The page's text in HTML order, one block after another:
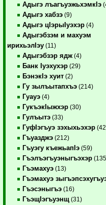
Адыгэ лъагъуэжьхэмкIэ
Адыгэ хабзэ (9)
Адыгэ цIэрыIуэхэр (4)
Адыгэбзэм и махуэм
ирихьэлIэу (11)
Адыгэбзэр ядж (4)
Банк Iуэхухэр (29)
БэнэкIэ хуит (2)
Гу зылъытапхъэ (214)
Гуауэ (4)
ГукъэкIыжхэр (30)
Гулъытэ (33)
ГуфIэгъуэ зэхыхьэхэр
Гъуазджэ (212)
Гъуэгу къежьапIэ (59)
Гъэлъэгъуэныгъэхэр
Гъэмахуэ (13)
Гъэмахуэ
Гъэсэныгъэ (16)
ГъэщIэгъуэнщ (31)